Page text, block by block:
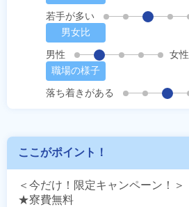
若手が多い
男女比
男性
女性
職場の様子
落ち着きがある
ここがポイント！
＜今だけ！限定キャンペーン！＞
★寮費無料